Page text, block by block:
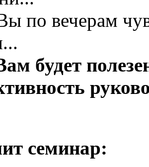
по вечерам
будет
семинар: